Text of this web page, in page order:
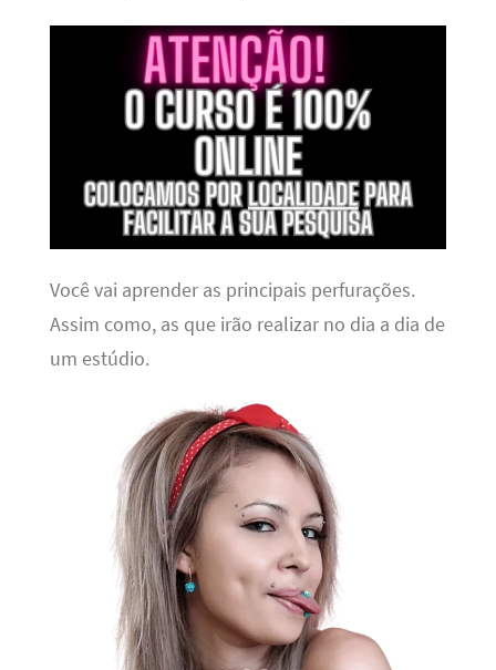
Você vai aprender as principais perfurações.
Assim como, as que irão realizar no dia a dia de
um estúdio.